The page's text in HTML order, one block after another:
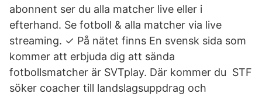
abonnent ser du alla matcher live eller i
efterhand. Se fotboll & alla matcher via live
streaming. ✓ På nätet finns En svensk sida som
kommer att erbjuda dig att sända
fotbollsmatcher är SVTplay. Där kommer du STF
söker coacher till landslagsuppdrag och